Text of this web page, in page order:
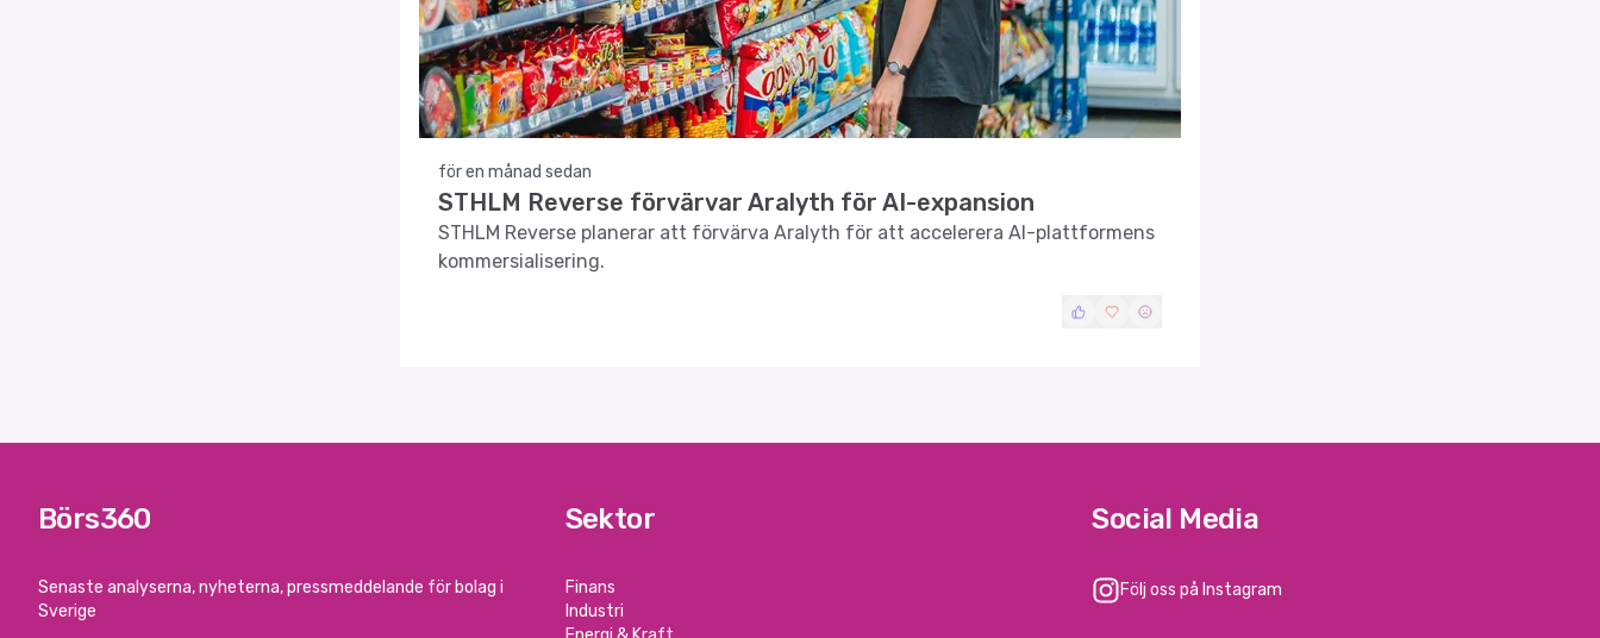
för en månad sedan
STHLM Reverse förvärvar Aralyth för AI-expansion
STHLM Reverse planerar att förvärva Aralyth för att accelerera AI-plattformens
kommersialisering.
Börs360
Senaste analyserna, nyheterna, pressmeddelande för bolag i
Sverige
Sektor
Finans
Industri
Social Media
Följ oss på Instagram